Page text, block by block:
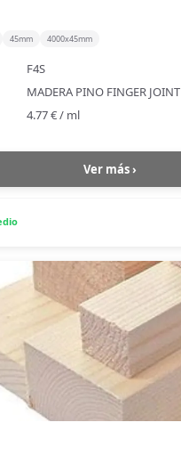
45mm 4000x45mm
F4S
MADERA PINO FINGER JOINT
4.77 €/ ml
Ver más ›